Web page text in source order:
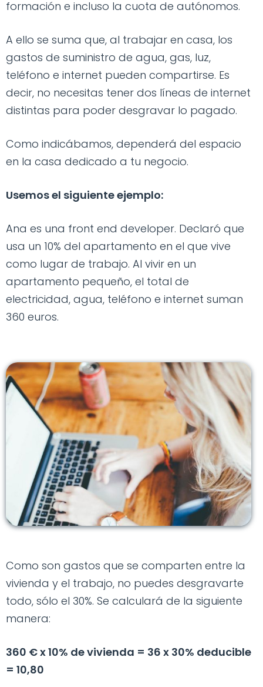
formación e incluso la cuota de autónomos.
A ello se suma que, al trabajar en casa, los
gastos de suministro de agua, gas, luz,
teléfono e internet pueden compartirse. Es
decir, no necesitas tener dos líneas de internet
distintas para poder desgravar lo pagado.
Como indicábamos, dependerá del espacio
en la casa dedicado a tu negocio.
Usemos el siguiente ejemplo:
Ana es una front end developer. Declaró que
usa un 10% del apartamento en el que vive
como lugar de trabajo. Al vivir en un
apartamento pequeño, el total de
electricidad, agua, teléfono e internet suman
360 euros.
Como son gastos que se comparten entre la
vivienda y el trabajo, no puedes desgravarte
todo, sólo el 30%. Se calculará de la siguiente
manera:
360 € x 10% de vivienda = 36 x 30% deducible
= 10,80